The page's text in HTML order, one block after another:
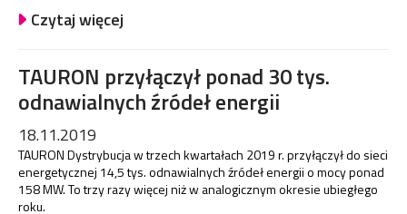
Czytaj więcej
TAURON przyłączył ponad 30 tys.
odnawialnych źródeł energii
18.11.2019
TAURON Dystrybucja w trzech kwartałach 2019 r. przyłączył do sieci
energetycznej 14,5 tys. odnawialnych źródeł energii o mocy ponad
158 MW. To trzy razy więcej niż w analogicznym okresie ubiegłego
roku.